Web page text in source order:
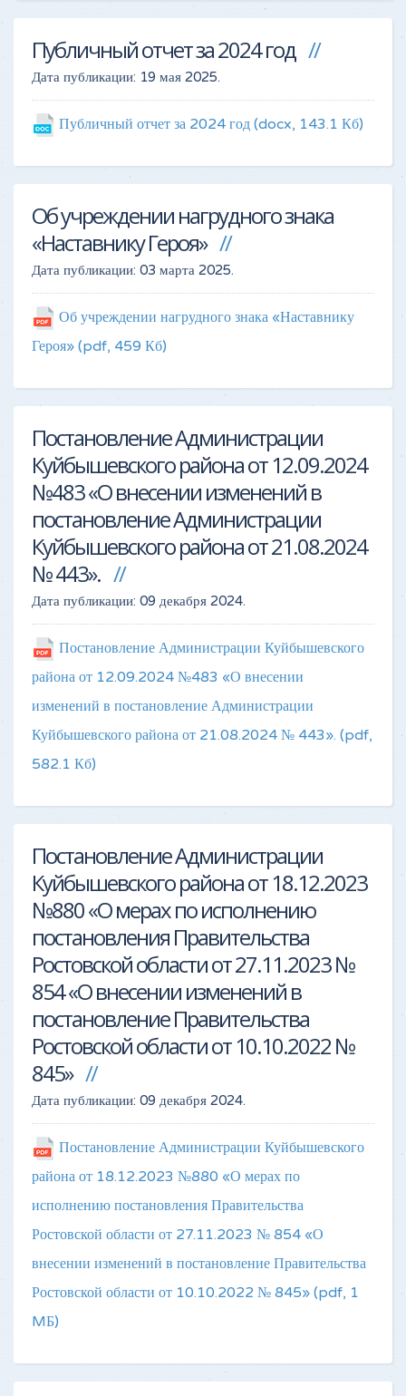
Публичный отчет за 2024 год
Дата публикации: 19 мая 2025.
Публичный отчет за 2024 год (docx, 143.1 Кб)
Об учреждении нагрудного знака
«Наставнику Героя»
Дата публикации: 03 марта 2025.
Об учреждении нагрудного знака «Наставнику
Героя» (pdf, 459 Кб)
Постановление Администрации
Куйбышевского района от 12.09.2024
№483 «О внесении изменений в
постановление Администрации
Куйбышевского района от 21.08.2024
№ 443».
Дата публикации: 09 декабря 2024.
Постановление Администрации Куйбышевского
района от 12.09.2024 №483 «О внесении
изменений в постановление Администрации
Куйбышевского района от 21.08.2024 № 443». (pdf,
582.1 Кб)
Постановление Администрации
Куйбышевского района от 18.12.2023
№880 «О мерах по исполнению
постановления Правительства
Ростовской области от 27.11.2023 №
854 «О внесении изменений в
постановление Правительства
Ростовской области от 10.10.2022 №
845»
Дата публикации: 09 декабря 2024.
Постановление Администрации Куйбышевского
района от 18.12.2023 №880 «О мерах по
исполнению постановления Правительства
Ростовской области от 27.11.2023 № 854 «О
внесении изменений в постановление Правительства
Ростовской области от 10.10.2022 № 845» (pdf, 1
MБ)